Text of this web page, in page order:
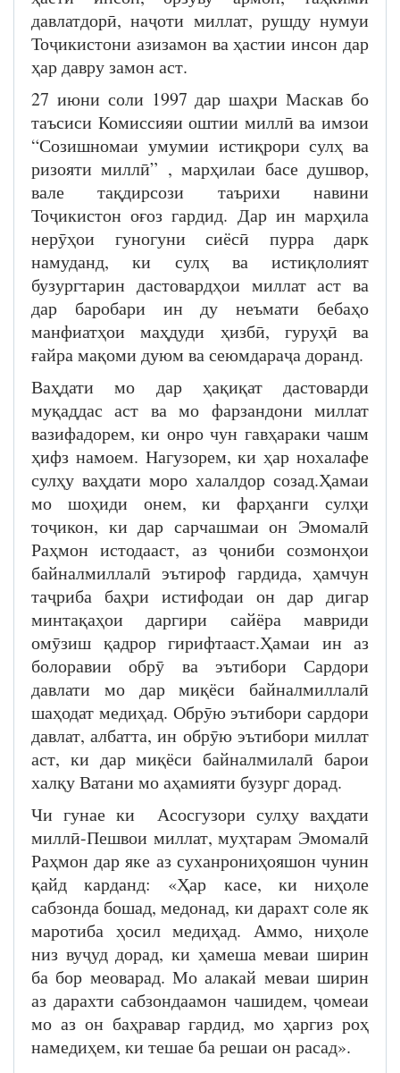
давлатдорӣ, наҷоти миллат, рушду нумуи
Тоҷикистони азизамон ва ҳастии инсон дар
ҳар давру замон аст.
27 июни соли 1997 дар шаҳри Маскав бо
таъсиси Комиссияи оштии миллӣ ва имзои
“Созишномаи умумии истиқрори сулҳ ва
ризояти миллӣ” , марҳилаи басе душвор,
вале тақдирсози таърихи навини
Тоҷикистон оғоз гардид. Дар ин марҳила
нерӯҳои гуногуни сиёсӣ пурра дарк
намуданд, ки сулҳ ва истиқлолият
бузургтарин дастовардҳои миллат аст ва
дар баробари ин ду неъмати бебаҳо
манфиатҳои маҳдуди ҳизбӣ, гуруҳӣ ва
ғайра мақоми дуюм ва сеюмдараҷа доранд.
Ваҳдати мо дар ҳақиқат дастоварди
муқаддас аст ва мо фарзандони миллат
вазифадорем, ки онро чун гавҳараки чашм
ҳифз намоем. Нагузорем, ки ҳар нохалафе
сулҳу ваҳдати моро халалдор созад.Ҳамаи
мо шоҳиди онем, ки фарҳанги сулҳи
тоҷикон, ки дар сарчашмаи он Эмомалӣ
Раҳмон истодааст, аз ҷониби созмонҳои
байналмиллалӣ эътироф гардида, ҳамчун
таҷриба баҳри истифодаи он дар дигар
минтақаҳои даргири сайёра мавриди
омӯзиш қадрор гирифтааст.Ҳамаи ин аз
болоравии обрӯ ва эътибори Сардори
давлати мо дар миқёси байналмиллалӣ
шаҳодат медиҳад. Обрӯю эътибори сардори
давлат, албатта, ин обрӯю эътибори миллат
аст, ки дар миқёси байналмилалӣ барои
халқу Ватани мо аҳамияти бузург дорад.
Чи гунае ки Асосгузори сулҳу ваҳдати
миллӣ-Пешвои миллат, муҳтарам Эмомалӣ
Раҳмон дар яке аз суханрониҳояшон чунин
қайд карданд: «Ҳар касе, ки ниҳоле
сабзонда бошад, медонад, ки дарахт соле як
маротиба ҳосил медиҳад. Аммо, ниҳоле
низ вуҷуд дорад, ки ҳамеша меваи ширин
ба бор меоварад. Мо алакай меваи ширин
аз дарахти сабзондаамон чашидем, ҷомеаи
мо аз он баҳравар гардид, мо ҳаргиз роҳ
намедиҳем, ки тешае ба решаи он расад».